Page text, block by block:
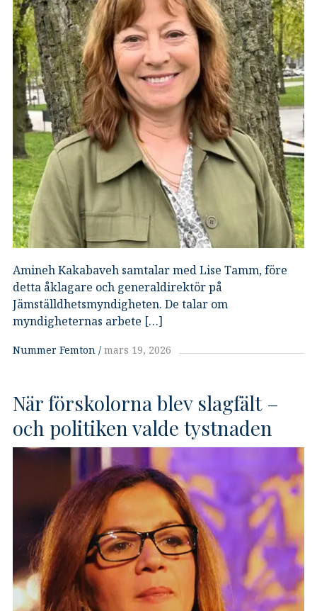
Amineh Kakabaveh samtalar med Lise Tamm, före
detta åklagare och generaldirektör på
Jämställdhetsmyndigheten. De talar om
myndigheternas arbete […]
Nummer Femton mars 19, 2026
När förskolorna blev slagfält –
och politiken valde tystnaden